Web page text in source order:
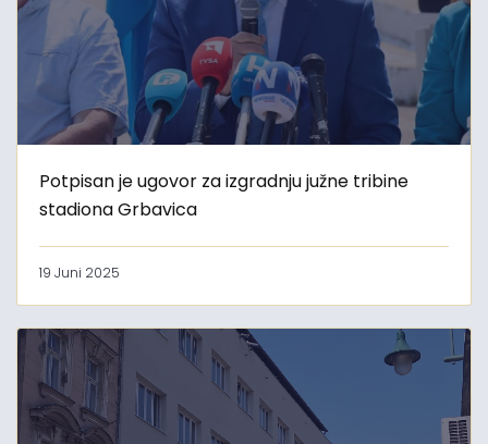
Potpisan je ugovor za izgradnju južne tribine
stadiona Grbavica
19 Juni 2025